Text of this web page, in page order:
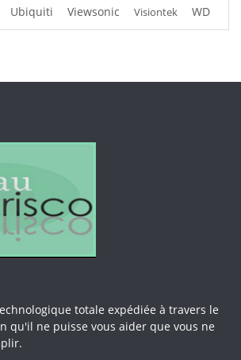
Ubiquiti Viewsonic Visiontek WD
totale expédiée à travers le
qu'il ne puisse vous aider que vous ne